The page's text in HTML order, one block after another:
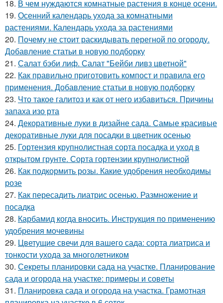
18. В чем нуждаются комнатные растения в конце осени.
19. Осенний календарь ухода за комнатными
растениями. Календарь ухода за растениями
20. Почему не стоит раскидывать перегной по огороду.
Добавление статьи в новую подборку
21. Салат бэби лиф. Салат "Бейби ливз цветной"
22. Как правильно приготовить компост и правила его
применения. Добавление статьи в новую подборку
23. Что такое галитоз и как от него избавиться. Причины
запаха изо рта
24. Декоративные луки в дизайне сада. Самые красивые
декоративные луки для посадки в цветник осенью
25. Гортензия крупнолистная сорта посадка и уход в
открытом грунте. Сорта гортензии крупнолистной
26. Как подкормить розы. Какие удобрения необходимы
розе
27. Как пересадить лиатрис осенью. Размножение и
посадка
28. Карбамид когда вносить. Инструкция по применению
удобрения мочевины
29. Цветущие свечи для вашего сада: сорта лиатриса и
тонкости ухода за многолетником
30. Секреты планировки сада на участке. Планирование
сада и огорода на участке: примеры и советы
31. Планировка сада и огорода на участка. Грамотная